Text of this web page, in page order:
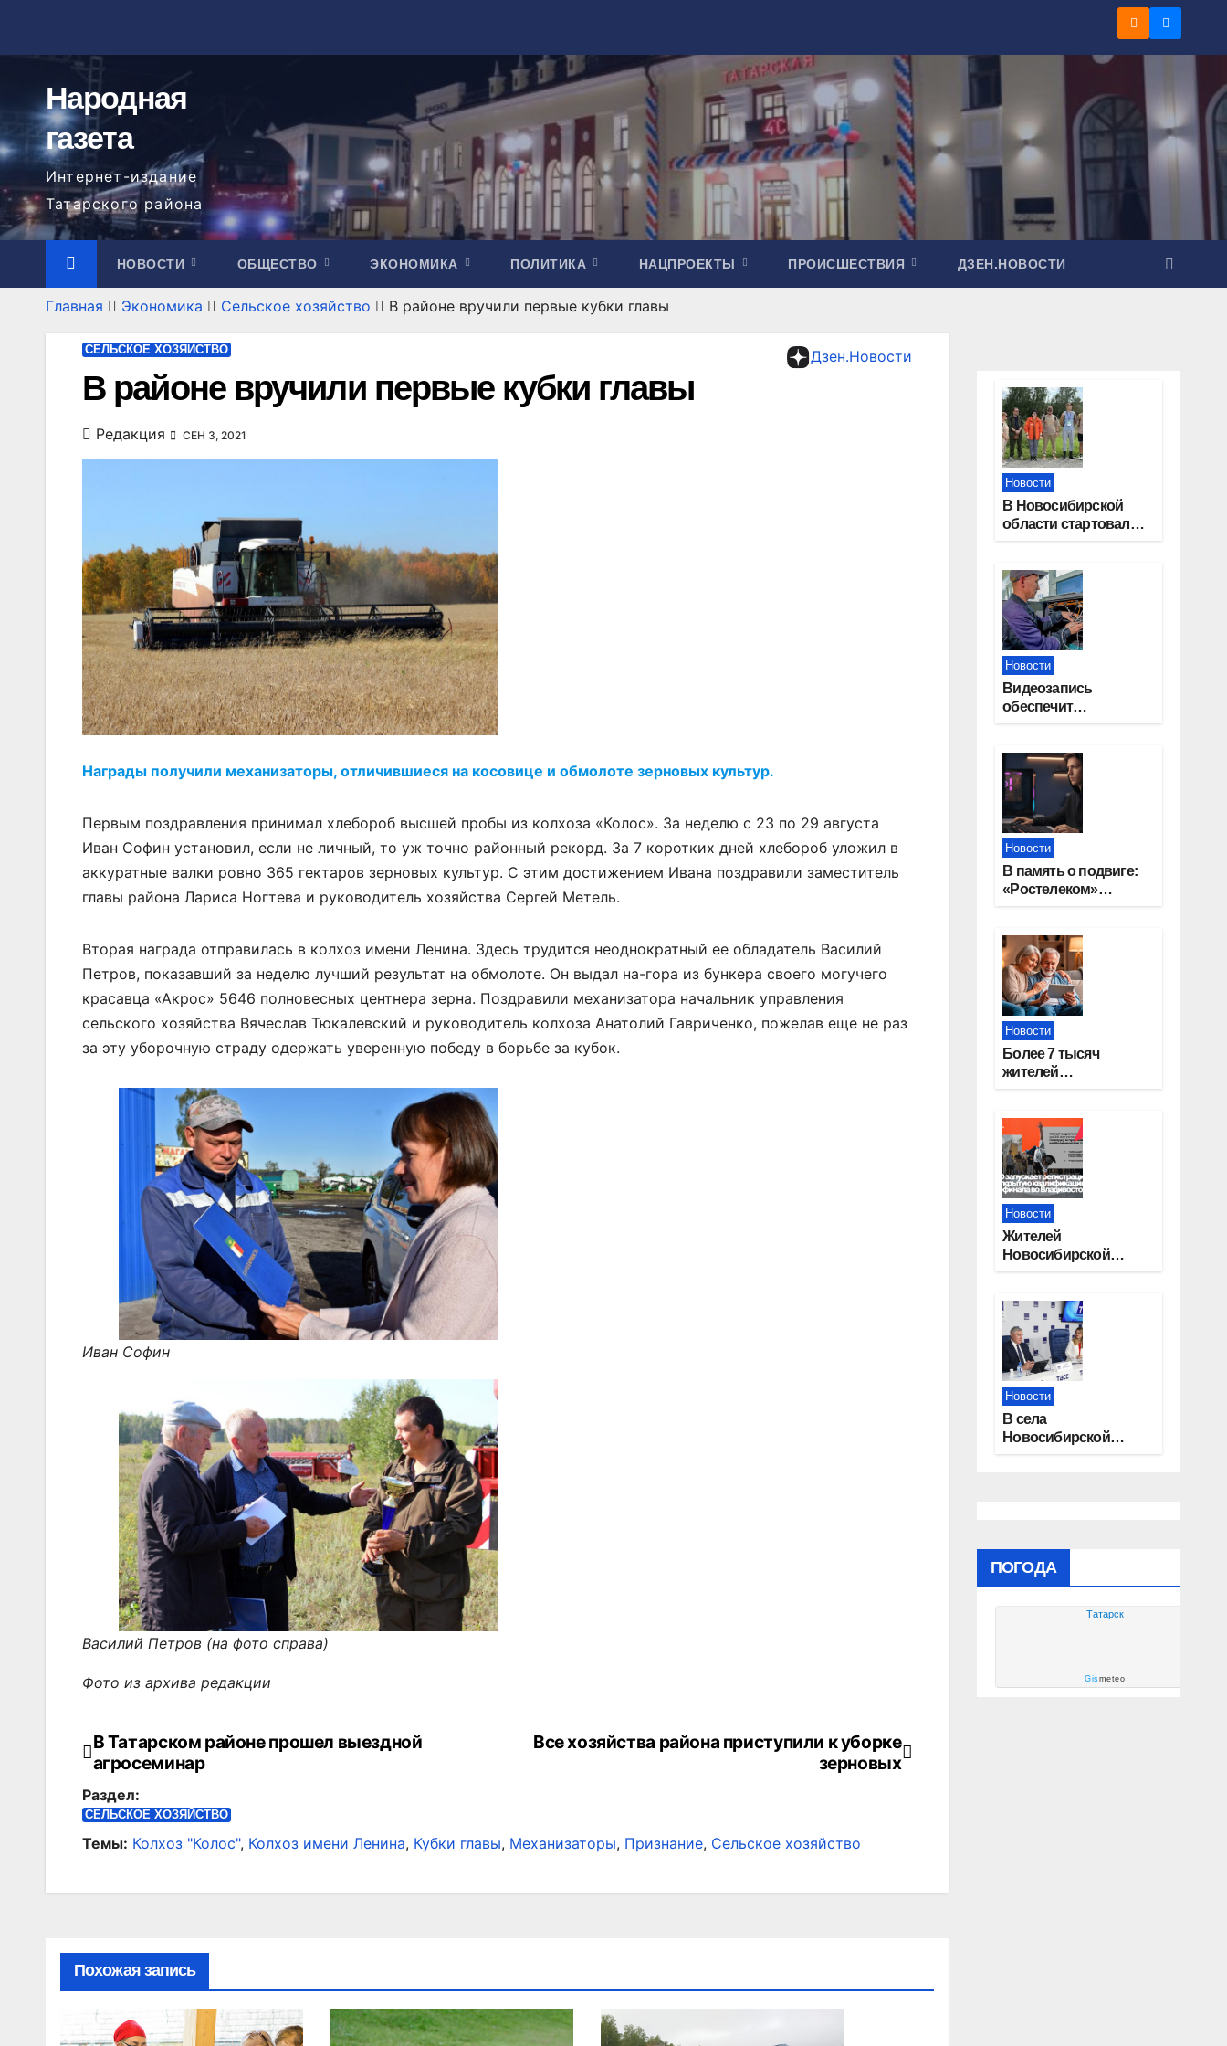
содержимому
Народная
газета
Интернет-издание
Татарского района
НОВОСТИ ОБЩЕСТВО ЭКОНОМИКА ПОЛИТИКА НАЦПРОЕКТЫ ПРОИСШЕСТВИЯ ДЗЕН.НОВОСТИ
Главная Экономика Сельское хозяйство В районе вручили первые кубки главы
Дзен.Новости
СЕЛЬСКОЕ ХОЗЯЙСТВО
В районе вручили первые кубки главы
Редакция СЕН 3, 2021
Награды получили механизаторы, отличившиеся на косовице и обмолоте зерновых культур.
Первым поздравления принимал хлебороб высшей пробы из колхоза «Колос». За неделю с 23 по 29 августа
Иван Софин установил, если не личный, то уж точно районный рекорд. За 7 коротких дней хлебороб уложил в
аккуратные валки ровно 365 гектаров зерновых культур. С этим достижением Ивана поздравили заместитель
главы района Лариса Ногтева и руководитель хозяйства Сергей Метель.
Вторая награда отправилась в колхоз имени Ленина. Здесь трудится неоднократный ее обладатель Василий
Петров, показавший за неделю лучший результат на обмолоте. Он выдал на-гора из бункера своего могучего
красавца «Акрос» 5646 полновесных центнера зерна. Поздравили механизатора начальник управления
сельского хозяйства Вячеслав Тюкалевский и руководитель колхоза Анатолий Гавриченко, пожелав еще не раз
за эту уборочную страду одержать уверенную победу в борьбе за кубок.
Иван Софин
Василий Петров (на фото справа)
Фото из архива редакции
Навигация
по
записям
Все хозяйства района приступили к уборке
зерновых
В Татарском районе прошел выездной
агросеминар
Раздел:
СЕЛЬСКОЕ ХОЗЯЙСТВО
Темы: Колхоз "Колос", Колхоз имени Ленина, Кубки главы, Механизаторы, Признание, Сельское хозяйство
Похожая запись
Новости
В Новосибирской
области стартовал
Новости
Видеозапись
обеспечит
Новосибирской
области
Новости
В память о подвиге:
«Ростелеком»
за Москву»
Новости
Более 7 тысяч
жителей
увеличение пенсии
после 80 лет
Новости
Жителей
Новосибирской
квалификацию
премии «КАРДО»
Новости
В села
Новосибирской
ПОГОДА
Татарск
Gismeteo